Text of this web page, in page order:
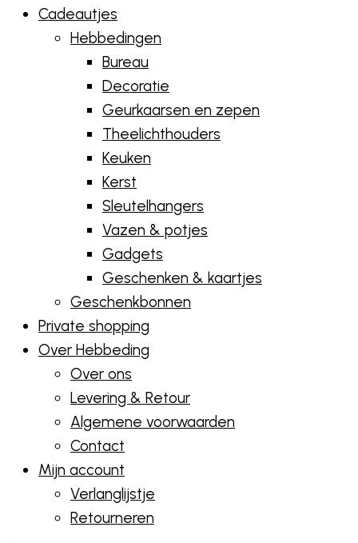
Cadeautjes
Hebbedingen
Bureau
Decoratie
Geurkaarsen en zepen
Theelichthouders
Keuken
Kerst
Sleutelhangers
Vazen & potjes
Gadgets
Geschenken & kaartjes
Geschenkbonnen
Private shopping
Over Hebbeding
Over ons
Levering & Retour
Algemene voorwaarden
Contact
Mijn account
Verlanglijstje
Retourneren